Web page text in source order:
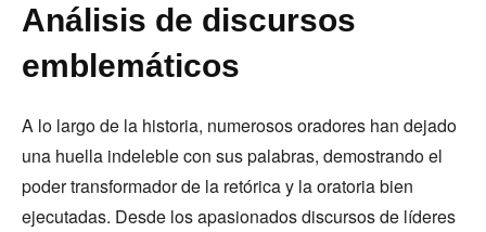
Análisis de discursos
emblemáticos
A lo largo de la historia, numerosos oradores han dejado
una huella indeleble con sus palabras, demostrando el
poder transformador de la retórica y la oratoria bien
ejecutadas. Desde los apasionados discursos de líderes